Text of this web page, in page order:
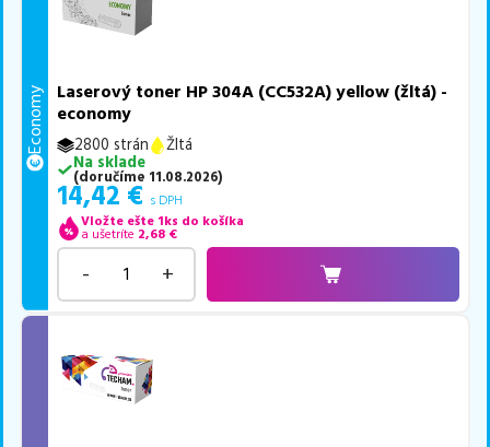
Economy
Laserový toner HP 304A (CC532A) yellow (žltá) -
economy
2800 strán
Žltá
Na sklade
(doručíme 11.08.2026)
14,42 € s DPH
Vložte ešte 1ks do košíka
a ušetríte 2,68 €
- +